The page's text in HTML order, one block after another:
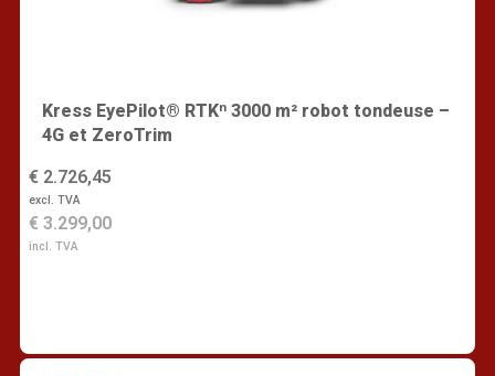
Kress EyePilot® RTKⁿ 3000 m² robot tondeuse –
4G et ZeroTrim
€ 2.726,45
excl. TVA
€ 3.299,00
incl. TVA